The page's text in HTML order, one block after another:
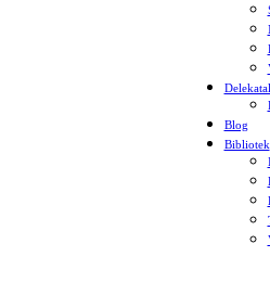
Blog
Bibliotek